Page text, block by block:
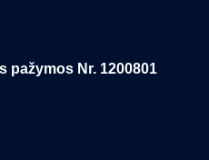
pažymos Nr. 1200801